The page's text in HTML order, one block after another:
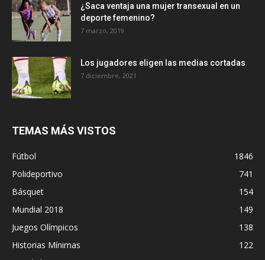
¿Saca ventaja una mujer transexual en un
deporte femenino?
7 marzo, 2019
Los jugadores eligen las medias cortadas
7 diciembre, 2021
TEMAS MÁS VISTOS
Fútbol
1846
Polideportivo
741
Básquet
154
Mundial 2018
149
Juegos Olímpicos
138
Historias Mínimas
122